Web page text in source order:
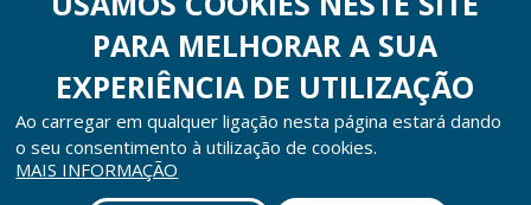
COPYRIGHT © Direção-Geral de Recursos da Defesa Nacional 2026
PARA MELHORAR A SUA
EXPERIÊNCIA DE UTILIZAÇÃO
Ao carregar em qualquer ligação nesta página estará dando
o seu consentimento à utilização de cookies.
MAIS INFORMAÇÃO